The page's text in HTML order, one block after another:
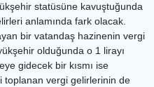
statüsüne kavuştuğunda
anlamında fark olacak.
bir vatandaş hazinenin vergi
olduğunda o 1 lirayı
gidecek bir kısmı ise
toplanan vergi gelirlerinin de